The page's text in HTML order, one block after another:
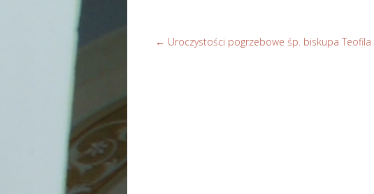
← Uroczystości pogrzebowe śp. biskupa Teofila